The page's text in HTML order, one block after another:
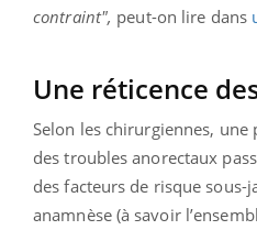
contraint", peut-on lire dans
Une réticence
Selon les chirurgiennes, une
des troubles anorectaux
des facteurs de risque sous-
anamnèse (à savoir